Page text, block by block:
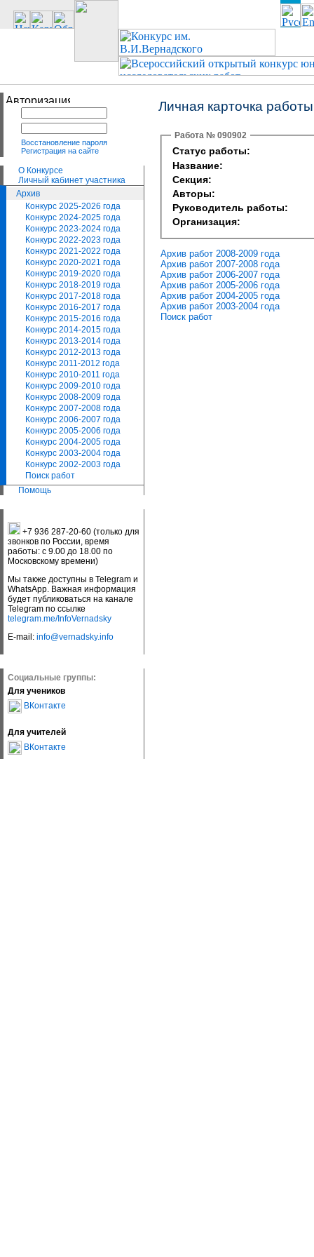
Восстановление пароля
Регистрация на сайте
О Конкурсе
Личный кабинет участника
Архив
Конкурс 2025-2026 года
Конкурс 2024-2025 года
Конкурс 2023-2024 года
Конкурс 2022-2023 года
Конкурс 2021-2022 года
Конкурс 2020-2021 года
Конкурс 2019-2020 года
Конкурс 2018-2019 года
Конкурс 2017-2018 года
Конкурс 2016-2017 года
Конкурс 2015-2016 года
Конкурс 2014-2015 года
Конкурс 2013-2014 года
Конкурс 2012-2013 года
Конкурс 2011-2012 года
Конкурс 2010-2011 года
Конкурс 2009-2010 года
Конкурс 2008-2009 года
Конкурс 2007-2008 года
Конкурс 2006-2007 года
Конкурс 2005-2006 года
Конкурс 2004-2005 года
Конкурс 2003-2004 года
Конкурс 2002-2003 года
Поиск работ
Помощь
+7 936 287-20-60 (только для
звонков по России, время
работы: с 9.00 до 18.00 по
Московскому времени)
Мы также доступны в Telegram и
WhatsApp. Важная информация
будет публиковаться на канале
Telegram по ссылке
telegram.me/InfoVernadsky
E-mail: info@vernadsky.info
Социальные группы:
Для учеников
ВКонтакте
Для учителей
ВКонтакте
Личная карточка работы
Работа № 090902
Статус работы:
Название:
Секция:
Авторы:
Руководитель работы:
Организация:
Архив работ 2008-2009 года
Архив работ 2007-2008 года
Архив работ 2006-2007 года
Архив работ 2005-2006 года
Архив работ 2004-2005 года
Архив работ 2003-2004 года
Поиск работ